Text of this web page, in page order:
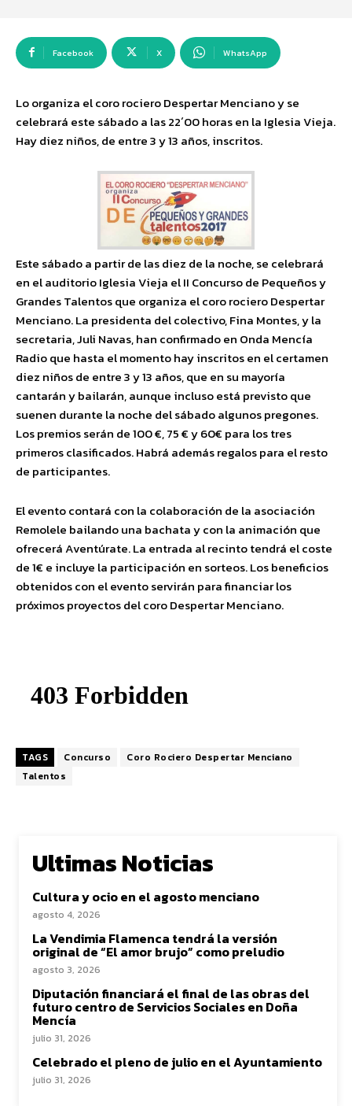
Facebook X WhatsApp
Lo organiza el coro rociero Despertar Menciano y se
celebrará este sábado a las 22´00 horas en la Iglesia Vieja.
Hay diez niños, de entre 3 y 13 años, inscritos.
Este sábado a partir de las diez de la noche, se celebrará
en el auditorio Iglesia Vieja el II Concurso de Pequeños y
Grandes Talentos que organiza el coro rociero Despertar
Menciano. La presidenta del colectivo, Fina Montes, y la
secretaria, Juli Navas, han confirmado en Onda Mencía
Radio que hasta el momento hay inscritos en el certamen
diez niños de entre 3 y 13 años, que en su mayoría
cantarán y bailarán, aunque incluso está previsto que
suenen durante la noche del sábado algunos pregones.
Los premios serán de 100 €, 75 € y 60€ para los tres
primeros clasificados. Habrá además regalos para el resto
de participantes.
El evento contará con la colaboración de la asociación
Remolele bailando una bachata y con la animación que
ofrecerá Aventúrate. La entrada al recinto tendrá el coste
de 1€ e incluye la participación en sorteos. Los beneficios
obtenidos con el evento servirán para financiar los
próximos proyectos del coro Despertar Menciano.
TAGS Concurso
Coro Rociero Despertar Menciano
Talentos
Ultimas Noticias
Cultura y ocio en el agosto menciano
agosto 4, 2026
La Vendimia Flamenca tendrá la versión
original de “El amor brujo” como preludio
agosto 3, 2026
Diputación financiará el final de las obras del
futuro centro de Servicios Sociales en Doña
Mencía
julio 31, 2026
Celebrado el pleno de julio en el Ayuntamiento
julio 31, 2026